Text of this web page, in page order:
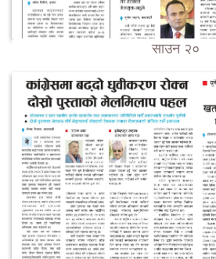
साउन २०